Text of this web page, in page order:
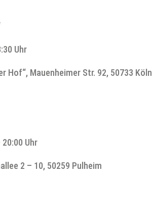
Uhr
Hof“, Mauenheimer Str. 92, 50733 Köln
Uhr
2 – 10, 50259 Pulheim